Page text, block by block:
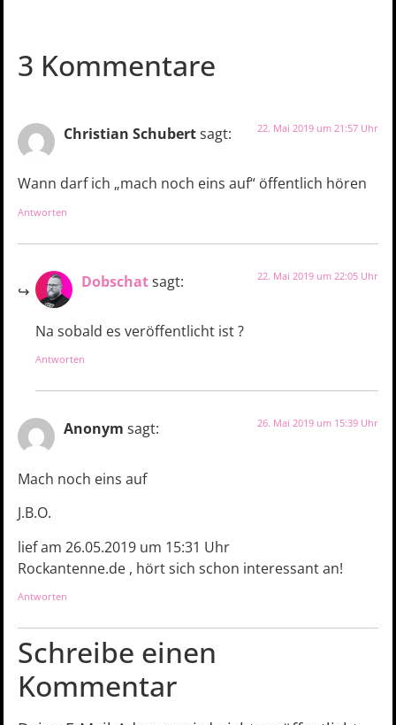
3 Kommentare
Christian Schubertsagt: 22. Mai 2019 um 21:57 Uhr
Wann darf ich „mach noch eins auf“ öffentlich hören
Antworten
Dobschatsagt: 22. Mai 2019 um 22:05 Uhr
Na sobald es veröffentlicht ist ?
Antworten
Anonym sagt: 26. Mai 2019 um 15:39 Uhr
Mach noch eins auf
J.B.O.
lief am 26.05.2019 um 15:31 Uhr
Rockantenne.de , hört sich schon interessant an!
Antworten
Schreibe einen
Kommentar